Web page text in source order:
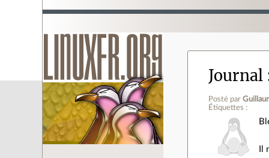
Journal
Posté par
Étiquettes :
Il